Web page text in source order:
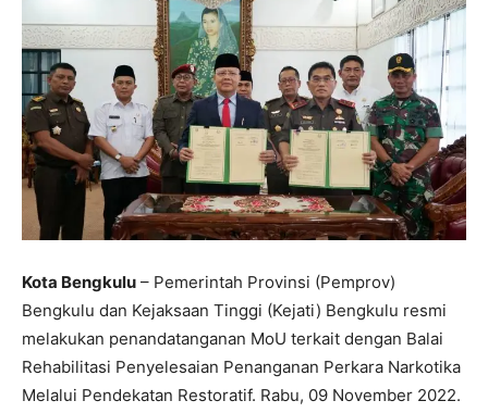
Kota Bengkulu – Pemerintah Provinsi (Pemprov)
Bengkulu dan Kejaksaan Tinggi (Kejati) Bengkulu resmi
melakukan penandatanganan MoU terkait dengan Balai
Rehabilitasi Penyelesaian Penanganan Perkara Narkotika
Melalui Pendekatan Restoratif. Rabu, 09 November 2022.